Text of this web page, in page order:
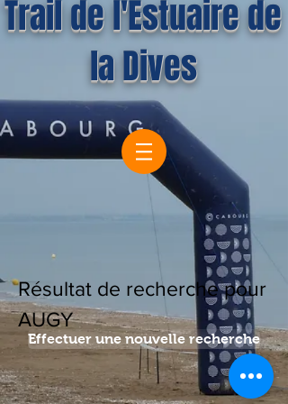
Trail de l'Estuaire de
la Dives
Résultat de recherche pour
AUGY
Effectuer une nouvelle recherche